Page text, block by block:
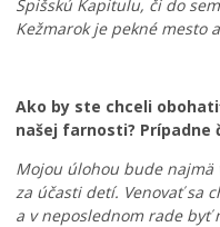
Spišskú Kapitulu, či do
Kežmarok je pekné mesto
Ako by ste chceli
našej farnosti? Prípadne
Mojou úlohou bude najmä
za účasti detí. Venovať sa
a v neposlednom rade byť